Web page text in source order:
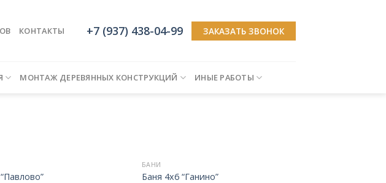
КОНТАКТЫ +7 (937) 438-04-99 ЗАКАЗАТЬ ЗВОНОК
МОНТАЖ ДЕРЕВЯННЫХ КОНСТРУКЦИЙ ИНЫЕ РАБОТЫ
БАНИ
Баня 4х6 “Ганино”